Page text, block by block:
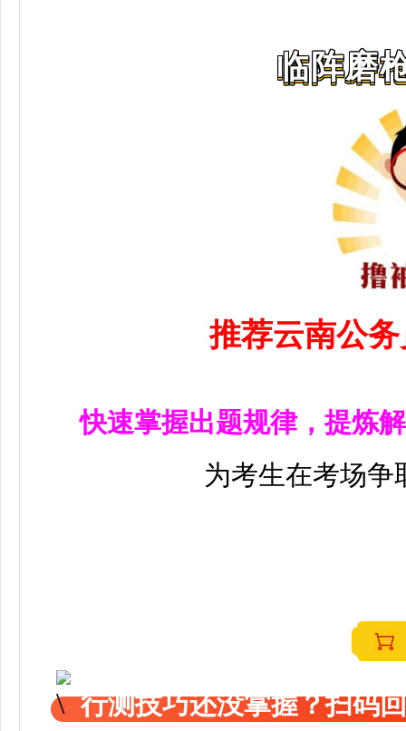
临阵磨
推荐云南公
快速掌握出题规律，提炼
为考生在考场争
行测技巧还没掌握？扫码